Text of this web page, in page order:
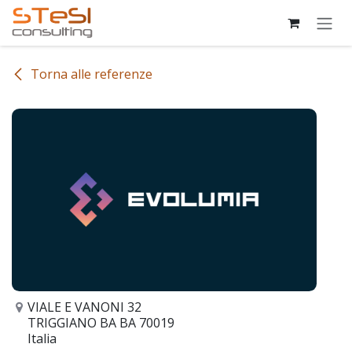
Passa al contenuto
Torna alle referenze
VIALE E VANONI 32
TRIGGIANO BA BA 70019
Italia